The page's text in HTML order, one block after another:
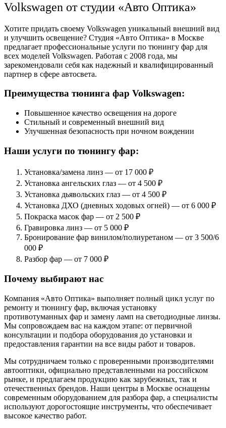
Volkswagen от студии «Авто Оптика»
Хотите придать своему Volkswagen уникальный внешний вид
и улучшить освещение? Студия «Авто Оптика» в Москве
предлагает профессиональные услуги по тюнингу фар для
всех моделей Volkswagen. Работая с 2008 года, мы
зарекомендовали себя как надежный и квалифицированный
партнер в сфере автосвета.
Преимущества тюнинга фар Volkswagen:
Повышенное качество освещения на дороге
Стильный и современный внешний вид
Улучшенная безопасность при ночном вождении
Наши услуги по тюнингу фар:
Установка/замена линз — от 17 000 ₽
Установка ангельских глаз — от 4 500 ₽
Установка дьявольских глаз — от 4 500 ₽
Установка ДХО (дневных ходовых огней) — от 6 000 ₽
Покраска масок фар — от 2 500 ₽
Гравировка линз — от 5 000 ₽
Бронирование фар винилом/полиуретаном — от 3 500/6
000 ₽
Разбор фар — от 7 000 ₽
Почему выбирают нас
Компания «Авто Оптика» выполняет полный цикл услуг по
ремонту и тюнингу фар, включая установку
противотуманных фар и замену ламп на светодиодные линзы.
Мы сопровождаем вас на каждом этапе: от первичной
консультации и подбора оборудования до установки и
предоставления гарантии на все виды работ и товаров.
Мы сотрудничаем только с проверенными производителями
автооптики, официально представленными на российском
рынке, и предлагаем продукцию как зарубежных, так и
отечественных брендов. Наши центры в Москве оснащены
современным оборудованием для разбора фар, а специалисты
используют дорогостоящие инструменты, что обеспечивает
высокое качество работ.